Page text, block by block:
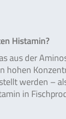
Histamin?
aus der
hohen
werden –
in